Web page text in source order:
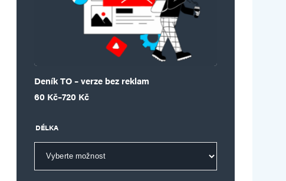
Deník TO – verze bez reklam
60 Kč–720 Kč
Rozpětí cen: 60 Kč až 720 Kč
DÉLKA